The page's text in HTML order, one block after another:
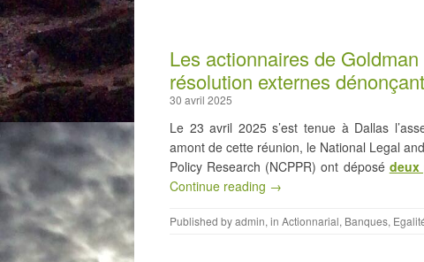
Les actionnaires de
résolution externes
30 avril 2025
Le 23 avril 2025 s’est tenue à Dallas
amont de cette réunion, le National Legal
Policy Research (NCPPR) ont déposé deux
Continue reading →
Published byadmin, in Actionnarial, Banques,